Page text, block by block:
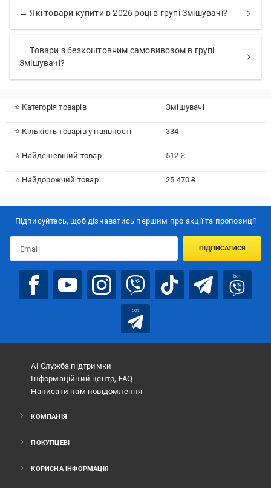
→ Які товари купити в 2026 році в групі Змішувачі?
→ Товари з безкоштовним самовивозом в групі
Змішувачі?
⭐ Категорія товарів Змішувачі
⭐ Кількість товарів у наявності 334
⭐ Найдешевший товар 512 ₴
⭐ Найдорожчий товар 25 470 ₴
Підписуйтесь, щоб дізнаватись першим про акції та пропозиції
ПІДПИСАТИСЯ
bot
bot
АІ Служба підтримки
Інформаційний центр, FAQ
Написати нам повідомлення
КОМПАНІЯ
ПОКУПЦЕВІ
КОРИСНА ІНФОРМАЦІЯ